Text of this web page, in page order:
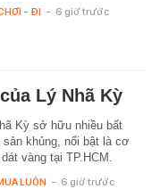
- ĐI - 6 giờ trước
Lý Nhã Kỳ
Kỳ sở hữu nhiều bất
sản khủng, nổi bật là cơ
vàng tại TP.HCM.
LUÔN - 6 giờ trước